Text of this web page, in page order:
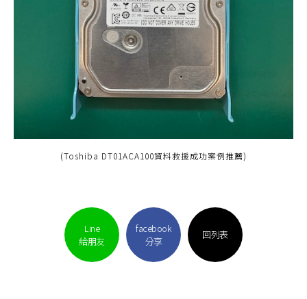
(Toshiba DT01ACA100資料救援成功案例推薦)
Line
給朋友
facebook
分享
回列表